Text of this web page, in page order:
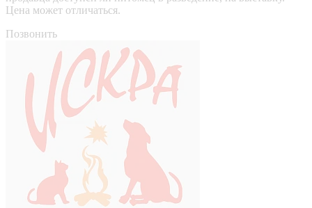
Цена может отличаться.
Позвонить